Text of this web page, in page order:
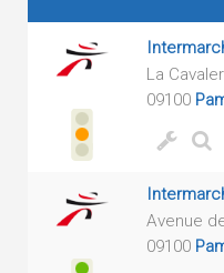
La
09100
Avenue
09100